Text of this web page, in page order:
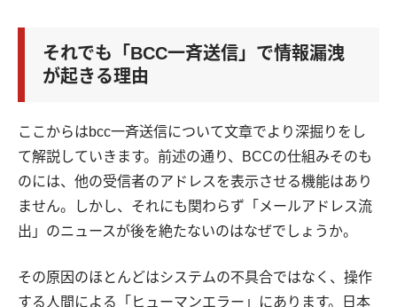
それでも「BCC一斉送信」で情報漏洩
が起きる理由
ここからはbcc一斉送信について文章でより深掘りをし
て解説していきます。前述の通り、BCCの仕組みそのも
のには、他の受信者のアドレスを表示させる機能はあり
ません。しかし、それにも関わらず「メールアドレス流
出」のニュースが後を絶たないのはなぜでしょうか。
その原因のほとんどはシステムの不具合ではなく、操作
する人間による「ヒューマンエラー」にあります。日本